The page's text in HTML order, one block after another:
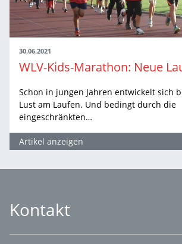
30.06.2021
Schon in jungen Jahren entwickelt sich
Lust am Laufen. Und bedingt durch die
eingeschränkten…
Artikel anzeigen
Kontakt